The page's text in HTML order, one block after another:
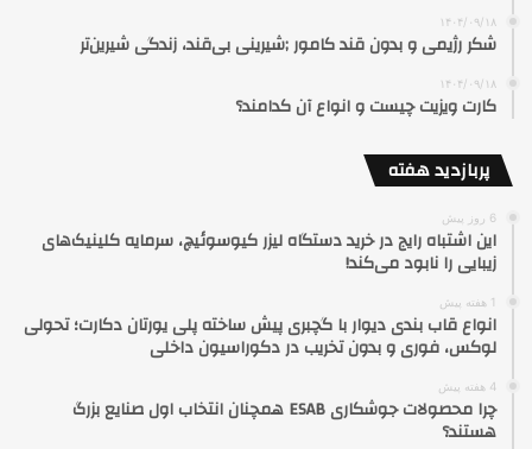
۱۴۰۴/۰۹/۱۸
شکر رژیمی و بدون قند کامور ;شیرینی بی‌قند، زندگی شیرین‌تر
۱۴۰۴/۰۹/۱۸
کارت ویزیت چیست و انواع آن کدامند؟
پربازدید هفته
6 روز پیش
این اشتباه رایج در خرید دستگاه لیزر کیوسوئیچ، سرمایه کلینیک‌های
زیبایی را نابود می‌کند!
1 هفته پیش
انواع قاب بندی دیوار با گچبری پیش ساخته پلی یورتان دکارت؛ تحولی
لوکس، فوری و بدون تخریب در دکوراسیون داخلی
4 هفته پیش
چرا محصولات جوشکاری ESAB همچنان انتخاب اول صنایع بزرگ
هستند؟